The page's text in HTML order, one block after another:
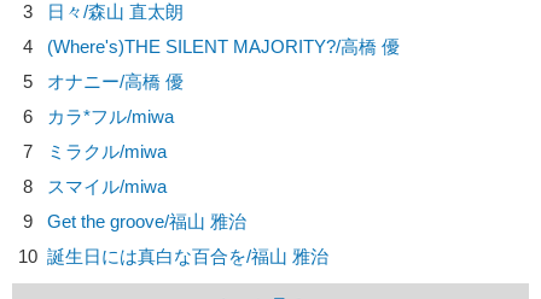
3
日々/森山 直太朗
4
(Where's)THE SILENT MAJORITY?/高橋 優
5
オナニー/高橋 優
6
カラ*フル/miwa
7
ミラクル/miwa
8
スマイル/miwa
9
Get the groove/福山 雅治
10 誕生日には真白な百合を/福山 雅治